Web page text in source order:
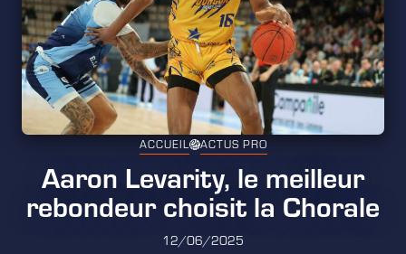
ACCUEIL ACTUS PRO
Aaron Levarity, le meilleur
rebondeur choisit la Chorale
12/06/2025